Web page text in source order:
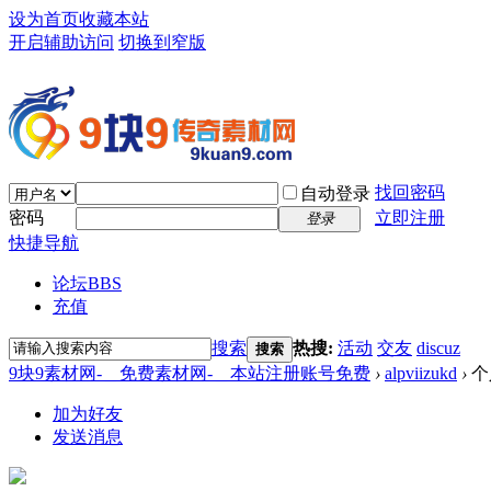
设为首页收藏本站
开启辅助访问 切换到窄版
自动登录 找回密码
密码
登录
立即注册
快捷导航
论坛BBS
充值
搜索 搜索 热搜: 活动 交友 discuz
9块9素材网-＿免费素材网-＿本站注册账号免费 › alpviizukd ›
加为好友
发送消息